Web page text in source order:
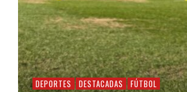
DEPORTES DESTACADAS FÚTBOL